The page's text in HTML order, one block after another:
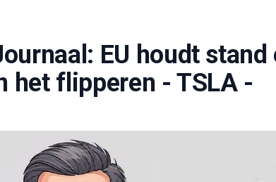
EU houdt stand
het flipperen - TSLA -